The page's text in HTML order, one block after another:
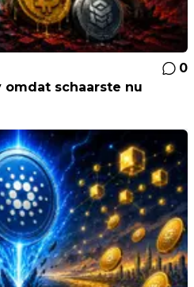
0
schaarste nu